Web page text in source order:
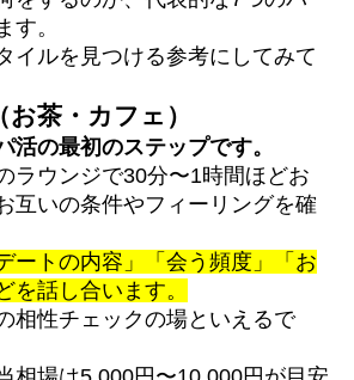
す。
イルを見つける参考にしてみて
茶・カフェ）
活の最初のステップです。
ラウンジで30分〜1時間ほどお
互いの条件やフィーリングを確
ートの内容」「会う頻度」「お
を話し合います。
相性チェックの場といえるで